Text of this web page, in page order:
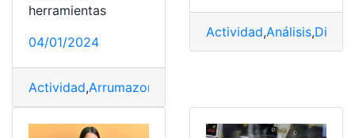
herramientas
04/01/2024
Actividad,Arrumazon
Actividad,Análisis,